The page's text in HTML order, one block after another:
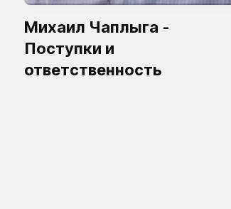
Михаил Чаплыга -
Поступки и
ответственность